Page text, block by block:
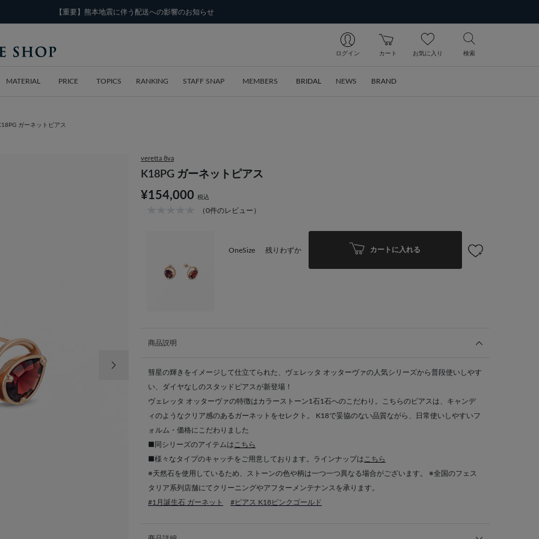
【重要】熊本地震に伴う配送への影響のお知らせ
ログイン カート お気に入り 検索
MATERIAL PRICE TOPICS RANKING STAFF SNAP MEMBERS BRIDAL NEWS BRAND
ガーネットピアス
veretta 8va
K18PG ガーネットピアス
¥154,000 税込
（0件のレビュー）
OneSize 残りわずか カートに入れる
商品説明
彗星の輝きをイメージして仕立てられた、ヴェレッタ オッターヴァの人気シリーズから普段使いしやす
い、ダイヤなしのスタッドピアスが新登場！
ヴェレッタ オッターヴァの特徴はカラーストーン1石1石へのこだわり。こちらのピアスは、キャンデ
ィのようなクリア感のあるガーネットをセレクト。 K18で妥協のない品質ながら、日常使いしやすいフ
ォルム・価格にこだわりました
■同シリーズのアイテムは こちら
■様々なタイプのキャッチをご用意しております。ラインナップは こちら
※天然石を使用しているため、ストーンの色や柄は一つ一つ異なる場合がございます。 ※全国のフェス
タリア系列店舗にてクリーニングやアフターメンテナンスを承ります。
#1月誕生石 ガーネット
#ピアス K18ピンクゴールド